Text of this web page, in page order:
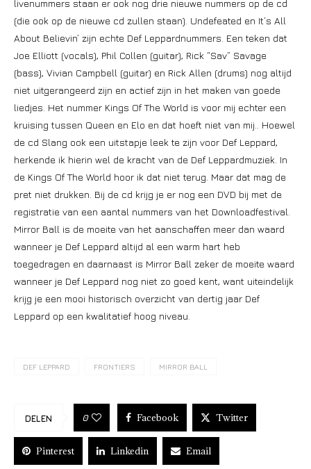
livenummers staan er ook nog drie nieuwe nummers op de cd
(die ook op de nieuwe cd zullen staan). Undefeated en It’s All
About Believin’ zijn echte Def Leppardnummers. Een teken dat
Joe Elliott (vocals), Phil Collen (guitar), Rick “Sav” Savage
(bass), Vivian Campbell (guitar) en Rick Allen (drums) nog altijd
niet uitgerangeerd zijn en actief zijn in het maken van goede
liedjes. Het nummer Kings Of The World is voor mij echter een
kruising tussen Queen en Elo en dat hoeft niet van mij.. Hoewel
de cd Slang ook een uitstapje leek te zijn voor Def Leppard,
herkende ik hierin wel de kracht van de Def Leppardmuziek. In
de Kings Of The World hoor ik dat niet terug. Maar dat mag de
pret niet drukken. Bij de cd krijg je er nog een DVD bij met de
registratie van een aantal nummers van het Downloadfestival.
Mirror Ball is de moeite van het aanschaffen meer dan waard
wanneer je Def Leppard altijd al een warm hart heb
toegedragen en daarnaast is Mirror Ball zeker de moeite waard
wanneer je Def Leppard nog niet zo goed kent, want uiteindelijk
krijg je een mooi historisch overzicht van dertig jaar Def
Leppard op een kwalitatief hoog niveau.
DEF LEPPARD FRONTIERS MIRROR BALL
DELEN 0 Facebook Twitter
Pinterest Linkedin Email